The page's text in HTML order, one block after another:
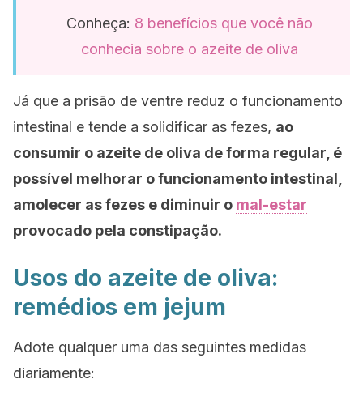
Conheça: 8 benefícios que você não
conhecia sobre o azeite de oliva
Já que a prisão de ventre reduz o funcionamento
intestinal e tende a solidificar as fezes, ao
consumir o azeite de oliva de forma regular, é
possível melhorar o funcionamento intestinal,
amolecer as fezes e diminuir o mal-estar
provocado pela constipação.
Usos do azeite de oliva:
remédios em jejum
Adote qualquer uma das seguintes medidas
diariamente: